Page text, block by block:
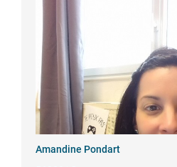
Amandine Pondart